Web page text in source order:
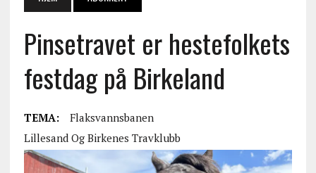
Pinsetravet er hestefolkets
festdag på Birkeland
TEMA:
Flaksvannsbanen
Lillesand Og Birkenes Travklubb